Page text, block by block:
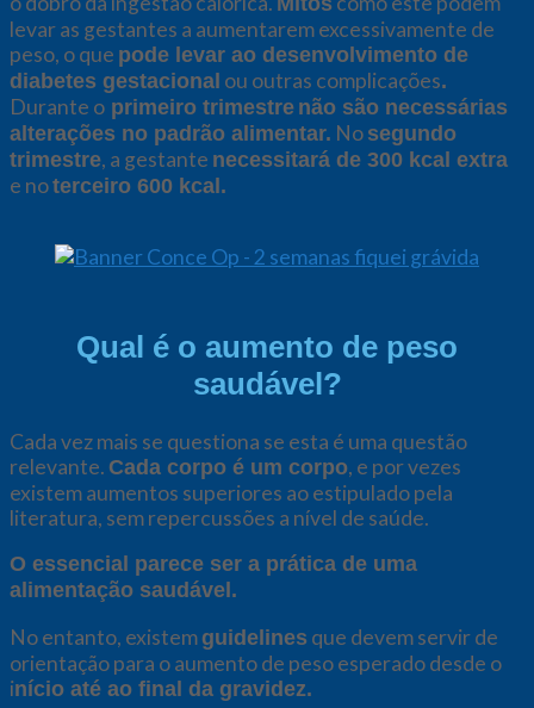
levar as gestantes a aumentarem excessivamente de
peso, o que pode levar ao desenvolvimento de
diabetes gestacional ou outras complicações.
Durante o primeiro trimestre não são necessárias
alterações no padrão alimentar. No segundo
trimestre, a gestante necessitará de 300 kcal extra
e noterceiro 600 kcal.
Qual é o aumento de peso
saudável?
Cada vez mais se questiona se esta é uma questão
relevante. Cada corpo é um corpo, e por vezes
existem aumentos superiores ao estipulado pela
literatura, sem repercussões a nível de saúde.
O essencial parece ser a prática de uma
alimentação saudável.
No entanto, existemguidelines que devem servir de
orientação para o aumento de peso esperado desde o
início até ao final da gravidez.